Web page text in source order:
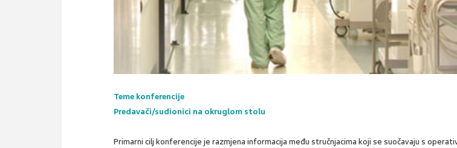
Teme konferencije
Predavači/sudionici na okruglom stolu
Primarni cilj konferencije je razmjena informacija među stručnjacima koji se suočavaju s